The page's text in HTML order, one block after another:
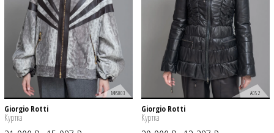
MKS003
Giorgio Rotti
Куртка
A052
Giorgio Rotti
Куртка